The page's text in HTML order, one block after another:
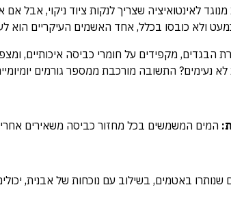
לאינטואיציה שצריך לנקות ציוד ניקוי, אבל
ולא כובסו בכלל, אחד האשמים העיקריים הוא
הבגדים, מקפידים על חומרי כביסה איכותיים,
נעימים? התשובה מורכבת ממספר גורמים
המים המשמשים בכל מחזור כביסה משאירים
שנותרו באטמים, בשילוב עם נוכחות של אבנית,